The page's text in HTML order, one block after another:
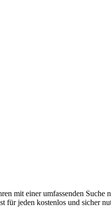
mit einer umfassenden
für jeden kostenlos und sicher